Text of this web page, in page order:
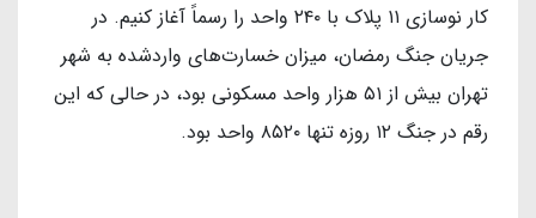
کار نوسازی ۱۱ پلاک با ۲۴۰ واحد را رسماً آغاز کنیم. در
جریان جنگ رمضان، میزان خسارت‌های واردشده به شهر
تهران بیش از ۵۱ هزار واحد مسکونی بود، در حالی که این
رقم در جنگ ۱۲ روزه تنها ۸۵۲۰ واحد بود.